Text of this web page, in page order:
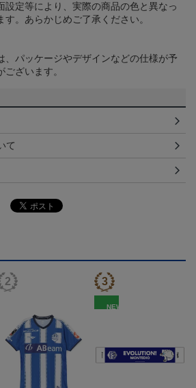
設定等により、実際の商品の色と異なっ
。あらかじめご了承ください。
、パッケージやデザインなどの仕様が予
ざいます。
て
NEW